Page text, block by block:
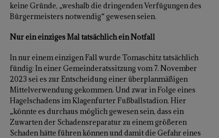
keine Gründe, „weshalb die dringenden Verfügungen des
Bürgermeisters notwendig“ gewesen seien.
Nur ein einziges Mal tatsächlich ein Notfall
In nur einem einzigen Fall wurde Tomaschitz tatsächlich
fündig: In einer Gemeinderatssitzung vom 7. November
2023 sei es zur Entscheidung einer überplanmäßigen
Mittelverwendung gekommen. Und zwar in Folge eines
Hagelschadens im Klagenfurter Fußballstadion. Hier
„könnte es durchaus möglich gewesen sein, dass ein
Zuwarten der Schadensreparatur zu einem größeren
Schaden hätte führen können und damit die Gefahr eines